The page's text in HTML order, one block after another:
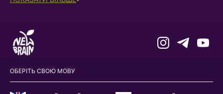
уверенность перед основным экзаменом.
ТЕСТ НМТ ПО УКРАИНСКОМУ
ЯЗЫКУ: ФОРМАТ И СОДЕРЖАНИЕ
ЗАДАНИЙ
ОБЕРІТЬ СВОЮ МОВУ